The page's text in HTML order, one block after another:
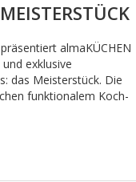
almaKÜCHEN
exklusive
das Meisterstück. Die
funktionalem Koch-